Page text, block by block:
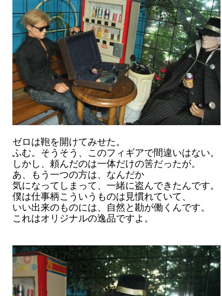
ゼロは鞄を開けてみせた。
ふむ。そうそう、このフィギアで間違いはない。
しかし、頼んだのは一体だけの筈だったが。
あ、もう一つの方は、なんだか
気になってしまって、一緒に盗んできたんです。
僕は仕事柄こういうものは見慣れていて、
いい出来のものには、自然と勘が働くんです。
これはオリジナルの逸品ですよ。